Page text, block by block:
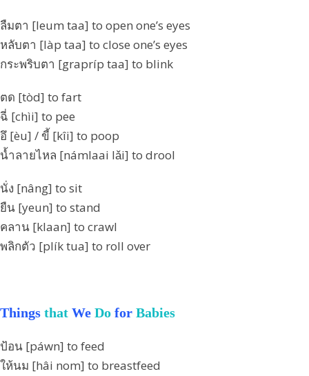
ลืมตา [leum taa] to open one’s eyes
หลับตา [làp taa] to close one’s eyes
กระพริบตา [grapríp taa] to blink
ตด [tòd] to fart
ฉี่ [chìi] to pee
อึ [èu] / ขี้ [kîi] to poop
น้ำลายไหล [námlaai lǎi] to drool
นั่ง [nâng] to sit
ยืน [yeun] to stand
คลาน [klaan] to crawl
พลิกตัว [plík tua] to roll over
Things that We Do for Babies
ป้อน [páwn] to feed
ให้นม [hâi nom] to breastfeed